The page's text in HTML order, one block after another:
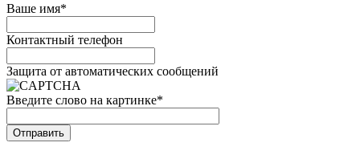
Ваше имя*
Контактный телефон
Защита от автоматических сообщений
Введите слово на картинке*